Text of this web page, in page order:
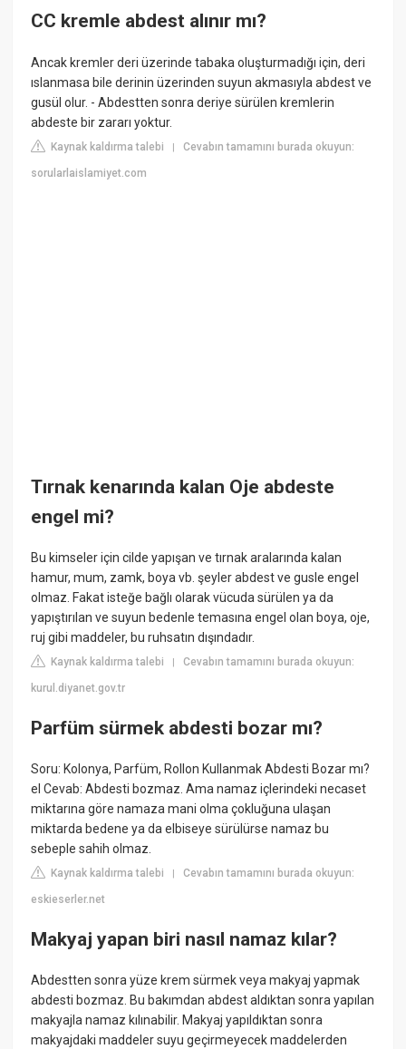
CC kremle abdest alınır mı?
Ancak kremler deri üzerinde tabaka oluşturmadığı için, deri
ıslanmasa bile derinin üzerinden suyun akmasıyla abdest ve
gusül olur. - Abdestten sonra deriye sürülen kremlerin
abdeste bir zararı yoktur.
Kaynak kaldırma talebi |Cevabın tamamını burada okuyun:
sorularlaislamiyet.com
Tırnak kenarında kalan Oje abdeste
engel mi?
Bu kimseler için cilde yapışan ve tırnak aralarında kalan
hamur, mum, zamk, boya vb. şeyler abdest ve gusle engel
olmaz. Fakat isteğe bağlı olarak vücuda sürülen ya da
yapıştırılan ve suyun bedenle temasına engel olan boya, oje,
ruj gibi maddeler, bu ruhsatın dışındadır.
Kaynak kaldırma talebi |Cevabın tamamını burada okuyun:
kurul.diyanet.gov.tr
Parfüm sürmek abdesti bozar mı?
Soru: Kolonya, Parfüm, Rollon Kullanmak Abdesti Bozar mı?
el Cevab: Abdesti bozmaz. Ama namaz içlerindeki necaset
miktarına göre namaza mani olma çokluğuna ulaşan
miktarda bedene ya da elbiseye sürülürse namaz bu
sebeple sahih olmaz.
Kaynak kaldırma talebi |Cevabın tamamını burada okuyun:
eskieserler.net
Makyaj yapan biri nasıl namaz kılar?
Abdestten sonra yüze krem sürmek veya makyaj yapmak
abdesti bozmaz. Bu bakımdan abdest aldıktan sonra yapılan
makyajla namaz kılınabilir. Makyaj yapıldıktan sonra
makyajdaki maddeler suyu geçirmeyecek maddelerden